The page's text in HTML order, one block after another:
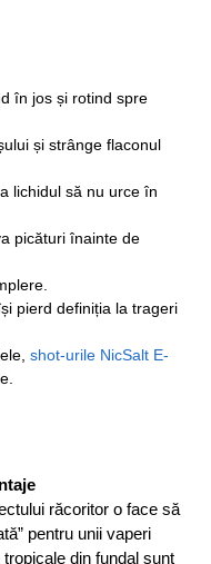
în jos și rotind spre
și strânge flaconul
lichidul să nu urce în
picături înainte de
pierd definiția la trageri
shot-urile NicSalt E-
răcoritor o face să
pentru unii vaperi
tropicale din fundal sunt